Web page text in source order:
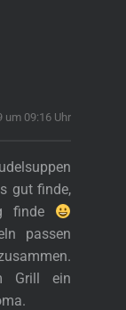
um 09:16 Uhr
gut finde,
finde
passen
Grill ein